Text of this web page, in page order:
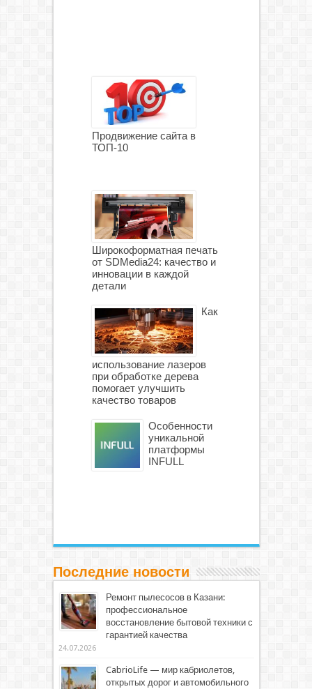
Продвижение сайта в
ТОП-10
Широкоформатная печать
от SDMedia24: качество и
инновации в каждой
детали
Как
использование лазеров
при обработке дерева
помогает улучшить
качество товаров
Особенности
уникальной
платформы
INFULL
Последние новости
Ремонт пылесосов в Казани:
профессиональное
восстановление бытовой техники с
гарантией качества
24.07.2026
CabrioLife — мир кабриолетов,
открытых дорог и автомобильного